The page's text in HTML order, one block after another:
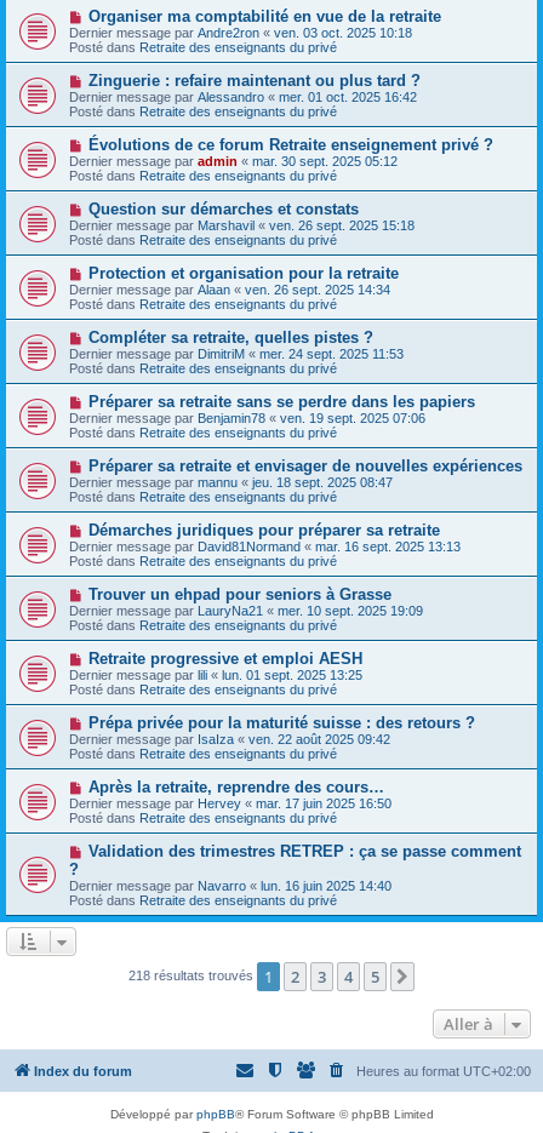
es
s
a
g
e
a
u
m
e
s
s
a
g
e
N
o
u
v
e
a
u
m
e
s
a
g
e
Organiser ma comptabilité en vue de la retraite
Dernier message par Andre2ron « ven. 03 oct. 2025 10:18
Posté dans Retraite des enseignants du privé
N
o
u
v
e
a
u
m
e
s
s
a
g
e
Zinguerie : refaire maintenant ou plus tard ?
Dernier message par Alessandro « mer. 01 oct. 2025 16:42
Posté dans Retraite des enseignants du privé
N
o
u
v
a
u
m
e
s
a
g
e
Évolutions de ce forum Retraite enseignement privé ?
Dernier message par admin « mar. 30 sept. 2025 05:12
Posté dans Retraite des enseignants du privé
N
o
u
v
e
a
u
m
e
s
s
a
g
e
Question sur démarches et constats
Dernier message par Marshavil « ven. 26 sept. 2025 15:18
Posté dans Retraite des enseignants du privé
N
o
u
v
a
u
m
e
s
a
g
e
Protection et organisation pour la retraite
Dernier message par Alaan « ven. 26 sept. 2025 14:34
Posté dans Retraite des enseignants du privé
N
o
u
v
e
a
u
m
e
s
a
g
e
Compléter sa retraite, quelles pistes ?
Dernier message par DimitriM « mer. 24 sept. 2025 11:53
Posté dans Retraite des enseignants du privé
N
o
u
v
e
a
u
m
e
s
a
g
e
Préparer sa retraite sans se perdre dans les papiers
Dernier message par Benjamin78 « ven. 19 sept. 2025 07:06
Posté dans Retraite des enseignants du privé
N
o
u
v
e
a
u
m
e
s
s
a
g
e
Préparer sa retraite et envisager de nouvelles expériences
Dernier message par mannu « jeu. 18 sept. 2025 08:47
Posté dans Retraite des enseignants du privé
N
o
u
v
e
u
m
e
s
a
g
e
Démarches juridiques pour préparer sa retraite
Dernier message par David81Normand « mar. 16 sept. 2025 13:13
Posté dans Retraite des enseignants du privé
N
o
u
v
e
a
u
m
e
s
a
g
Trouver un ehpad pour seniors à Grasse
Dernier message par LauryNa21 « mer. 10 sept. 2025 19:09
Posté dans Retraite des enseignants du privé
N
o
u
v
e
a
u
m
e
s
s
a
g
e
Retraite progressive et emploi AESH
Dernier message par lili « lun. 01 sept. 2025 13:25
Posté dans Retraite des enseignants du privé
N
o
u
v
a
u
m
e
s
g
e
Prépa privée pour la maturité suisse : des retours ?
Dernier message par IsaIza « ven. 22 août 2025 09:42
Posté dans Retraite des enseignants du privé
N
o
u
v
e
m
e
s
Après la retraite, reprendre des cours…
Dernier message par Hervey « mar. 17 juin 2025 16:50
Posté dans Retraite des enseignants du privé
N
v
e
a
Validation des trimestres RETREP : ça se passe comment
?
Dernier message par Navarro « lun. 16 juin 2025 14:40
Posté dans Retraite des enseignants du privé
218 résultats trouvés 1 2 3 4 5
Aller à
Index du forum Heures au format UTC+02:00
Développé parphpBB® Forum Software © phpBB Limited